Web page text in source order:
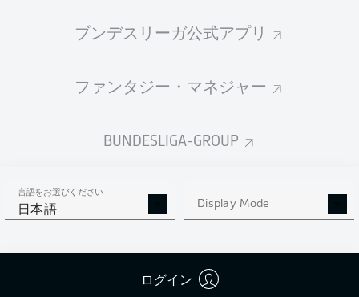
ブンデスリーガ公式アプリ
ファンタジー・マネジャー
BUNDESLIGA-GROUP
言語をお選びください
日本語 Display Mode
ログイン
Welcome along and thanks for joining us for build-up